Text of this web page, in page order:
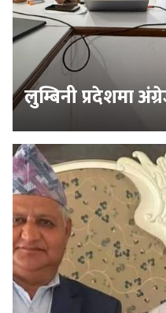
लुम्बिनी प्रदेशमा